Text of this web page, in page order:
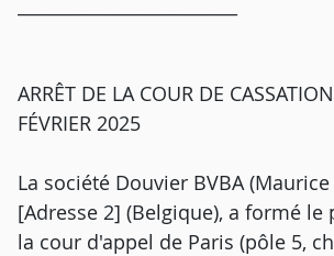
ARRÊT DE LA COUR DE
FÉVRIER 2025
La société Douvier BVBA
[Adresse 2] (Belgique), a formé
la cour d'appel de Paris (pôle 5,